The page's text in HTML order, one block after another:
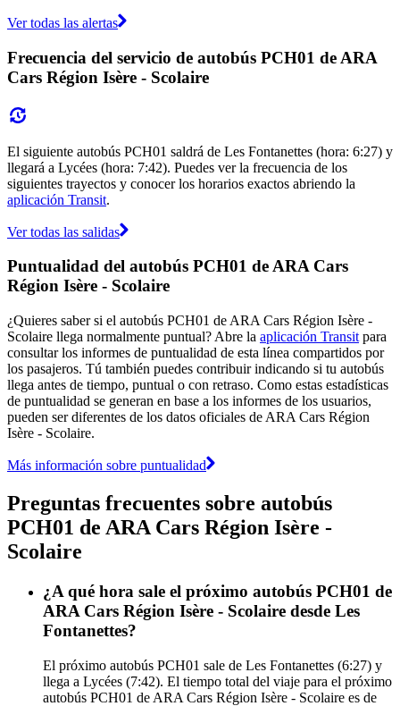
Ver todas las alertas
Frecuencia del servicio de autobús PCH01 de ARA
Cars Région Isère - Scolaire
El siguiente autobús PCH01 saldrá de Les Fontanettes (hora: 6:27) y
llegará a Lycées (hora: 7:42). Puedes ver la frecuencia de los
siguientes trayectos y conocer los horarios exactos abriendo la
aplicación Transit.
Ver todas las salidas
Puntualidad del autobús PCH01 de ARA Cars
Région Isère - Scolaire
¿Quieres saber si el autobús PCH01 de ARA Cars Région Isère -
Scolaire llega normalmente puntual? Abre la aplicación Transit para
consultar los informes de puntualidad de esta línea compartidos por
los pasajeros. Tú también puedes contribuir indicando si tu autobús
llega antes de tiempo, puntual o con retraso. Como estas estadísticas
de puntualidad se generan en base a los informes de los usuarios,
pueden ser diferentes de los datos oficiales de ARA Cars Région
Isère - Scolaire.
Más información sobre puntualidad
Preguntas frecuentes sobre autobús
PCH01 de ARA Cars Région Isère -
Scolaire
¿A qué hora sale el próximo autobús PCH01 de
ARA Cars Région Isère - Scolaire desde Les
Fontanettes?
El próximo autobús PCH01 sale de Les Fontanettes (6:27) y
llega a Lycées (7:42). El tiempo total del viaje para el próximo
autobús PCH01 de ARA Cars Région Isère - Scolaire es de